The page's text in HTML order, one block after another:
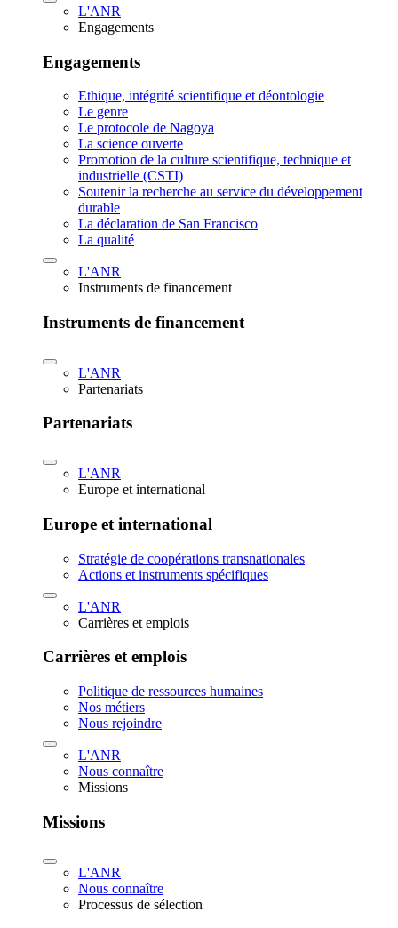
L'ANR
Engagements
Engagements
Ethique, intégrité scientifique et déontologie
Le genre
Le protocole de Nagoya
La science ouverte
Promotion de la culture scientifique, technique et
industrielle (CSTI)
Soutenir la recherche au service du développement
durable
La déclaration de San Francisco
La qualité
L'ANR
Instruments de financement
Instruments de financement
L'ANR
Partenariats
Partenariats
L'ANR
Europe et international
Europe et international
Stratégie de coopérations transnationales
Actions et instruments spécifiques
L'ANR
Carrières et emplois
Carrières et emplois
Politique de ressources humaines
Nos métiers
Nous rejoindre
L'ANR
Nous connaître
Missions
Missions
L'ANR
Nous connaître
Processus de sélection